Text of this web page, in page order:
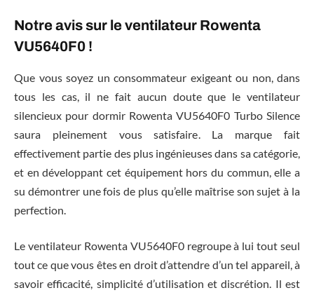
Notre avis sur le ventilateur Rowenta
VU5640F0 !
Que vous soyez un consommateur exigeant ou non, dans
tous les cas, il ne fait aucun doute que le ventilateur
silencieux pour dormir Rowenta VU5640F0 Turbo Silence
saura pleinement vous satisfaire. La marque fait
effectivement partie des plus ingénieuses dans sa catégorie,
et en développant cet équipement hors du commun, elle a
su démontrer une fois de plus qu’elle maîtrise son sujet à la
perfection.
Le ventilateur Rowenta VU5640F0 regroupe à lui tout seul
tout ce que vous êtes en droit d’attendre d’un tel appareil, à
savoir efficacité, simplicité d’utilisation et discrétion. Il est